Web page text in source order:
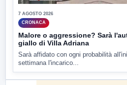
7 AGOSTO 2026
CRONACA
Malore o aggressione? Sarà
giallo di Villa Adriana
Sarà affidato con ogni probabilità
settimana l'incarico...